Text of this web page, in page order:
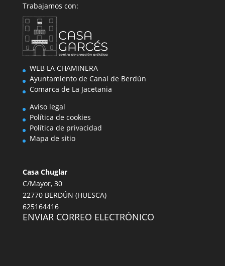
Trabajamos con:
WEB LA CHAMINERA
Ayuntamiento de Canal de Berdún
Comarca de La Jacetania
Aviso legal
Política de cookies
Política de privacidad
Mapa de sitio
Casa Chuglar
C/Mayor, 30
22770 BERDÚN (HUESCA)
625164416
ENVIAR CORREO ELECTRÓNICO